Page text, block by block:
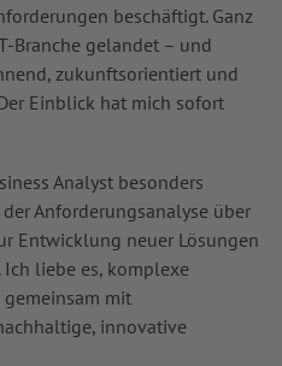
beschäftigt. Ganz
Branche gelandet – und
zukunftsorientiert und
Einblick hat mich sofort
Analyst besonders
Anforderungsanalyse über
Entwicklung neuer Lösungen
Ich liebe es, komplexe
mit
innovative